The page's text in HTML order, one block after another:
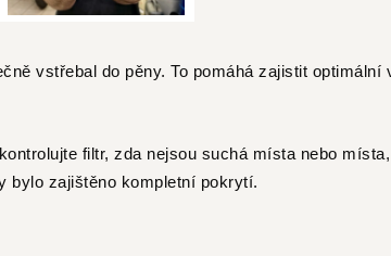
vstřebal do pěny. To pomáhá zajistit optimální
filtr, zda nejsou suchá místa nebo
bylo zajištěno kompletní pokrytí.